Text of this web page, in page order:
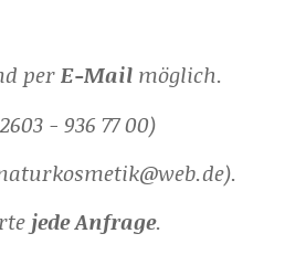
perE-Mailmöglich.
- 936 77 00)
jede Anfrage.